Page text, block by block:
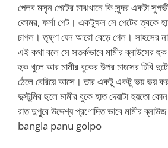
পেলব মসৃ্ন পেটের মাঝখানে কি সুন্দর একটা
কোমর, ফর্সা পেট। একটুক্ষন সে পেটের ত্বকে
চাপল। তৃষ্ণা যেন আরো বেড়ে গেল। সাহসের
এই কথা বলে সে সতর্কভাবে মামীর ব্লাউসের
হুক খুলে আর মামীর বুকের উপর মাংসের ঢিবি
ঠেলে বেরিয়ে আসে। তার একটু একটু ভয় ভয়
দুস্টুমির ছলে মামীর বুকে হাত দেয়াটা হয়তো
রাত দুপুরে উদ্দেশ্য প্রণোদিত ভাবে মামীর
bangla panu golpo